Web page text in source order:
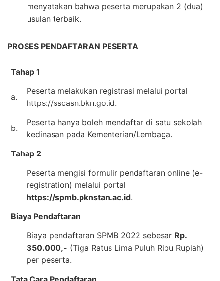
menyatakan bahwa peserta merupakan 2 (dua)
usulan terbaik.
PROSES PENDAFTARAN PESERTA
Tahap 1
a.
Peserta melakukan registrasi melalui portal
https://sscasn.bkn.go.id.
b.
Peserta hanya boleh mendaftar di satu sekolah
kedinasan pada Kementerian/Lembaga.
Tahap 2
Peserta mengisi formulir pendaftaran online (e-
registration) melalui portal
https://spmb.pknstan.ac.id.
Biaya Pendaftaran
Biaya pendaftaran SPMB 2022 sebesar Rp.
350.000,- (Tiga Ratus Lima Puluh Ribu Rupiah)
per peserta.
Tata Cara Pendaftaran